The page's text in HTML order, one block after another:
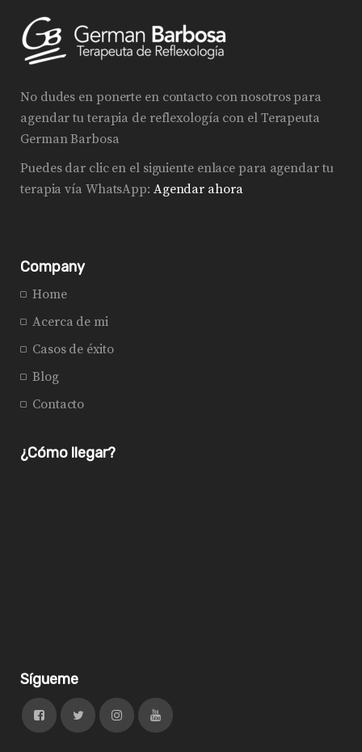
No dudes en ponerte en contacto con nosotros para
agendar tu terapia de reflexología con el Terapeuta
German Barbosa
Puedes dar clic en el siguiente enlace para agendar tu
terapia vía WhatsApp: Agendar ahora
Company
Home
Acerca de mi
Casos de éxito
Blog
Contacto
¿Cómo llegar?
Sígueme